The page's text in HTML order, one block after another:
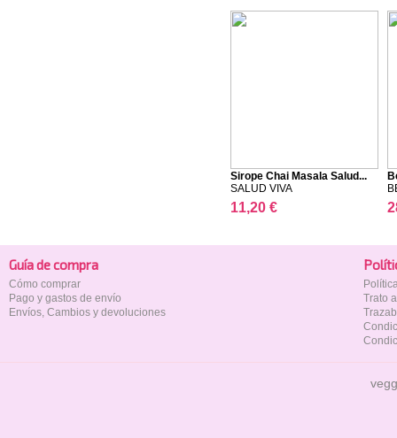
Sirope Chai Masala Salud...
SALUD VIVA
11,20 €
Guía de compra
Cómo comprar
Pago y gastos de envío
Envíos, Cambios y devoluciones
Trato